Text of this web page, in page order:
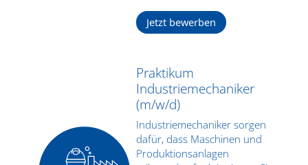
Jetzt bewerben
Praktikum
Industriemechaniker
(m/w/d)
Industriemechaniker sorgen
dafür, dass Maschinen und
Produktionsanlagen